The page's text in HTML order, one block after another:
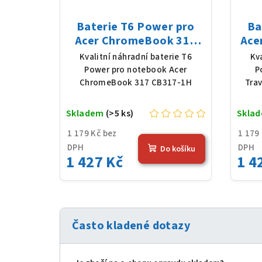
Baterie T6 Power pro
Acer ChromeBook 317
CB317-1H, Li-Poly, 11,61
V, 4683 mAh (54,36 Wh),
černá
Kvalitní náhradní baterie T6
Power pro notebook Acer
ChromeBook 317 CB317-1H
1 179 Kč bez
DPH
1 427 Kč
Skladem (>5 ks)
Do košíku
1 179
DPH
1
Často kladené dotazy